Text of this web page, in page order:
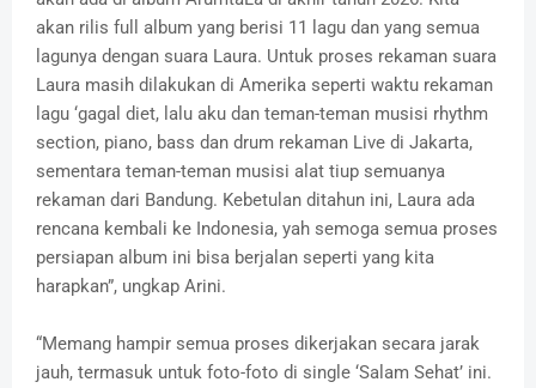
akan rilis full album yang berisi 11 lagu dan yang semua
lagunya dengan suara Laura. Untuk proses rekaman suara
Laura masih dilakukan di Amerika seperti waktu rekaman
lagu ‘gagal diet, lalu aku dan teman-teman musisi rhythm
section, piano, bass dan drum rekaman Live di Jakarta,
sementara teman-teman musisi alat tiup semuanya
rekaman dari Bandung. Kebetulan ditahun ini, Laura ada
rencana kembali ke Indonesia, yah semoga semua proses
persiapan album ini bisa berjalan seperti yang kita
harapkan”, ungkap Arini.
“Memang hampir semua proses dikerjakan secara jarak
jauh, termasuk untuk foto-foto di single ‘Salam Sehat’ ini.